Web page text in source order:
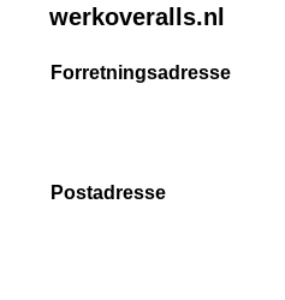
werkoveralls.nl
Forretningsadresse
Postadresse